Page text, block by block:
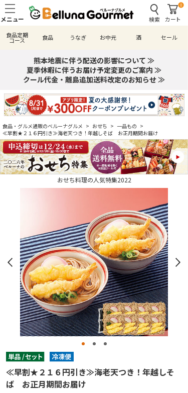
検索
0
カート
食品定期
コース 食品 うなぎ お中元 酒 セール
熊本地震に伴う配送の影響について ≫
夏季休暇に伴うお届け予定変更のご案内 ≫
クール代金・離島追加送料改定のお知らせ ≫
食品・グルメ通販のベルーナグルメ > おせち > 一品もの >
≪早割★２１６円引き≫海老天つき！年越しそば お正月期間お届け
おせち料理の人気特集2022
≪早割★２１６円引き≫海老天つき！年越しそ
ば お正月期間お届け